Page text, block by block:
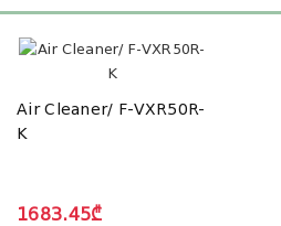
Air Cleaner/ F-VXR50R-
K
1683.45₾